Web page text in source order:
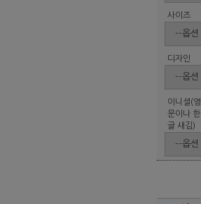
사이즈
디자인
이니셜(영
문이나 한
글 새김)